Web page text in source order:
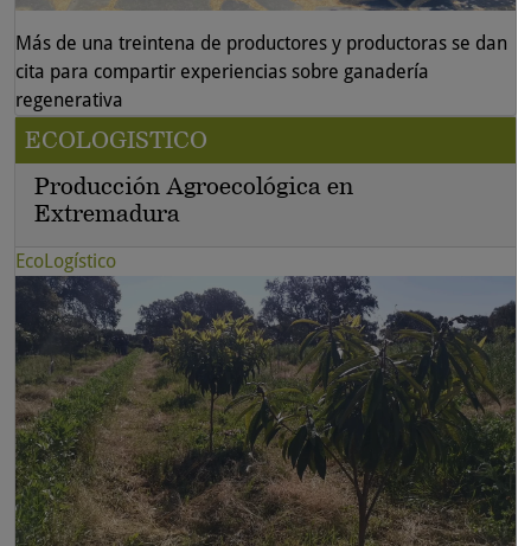
Más de una treintena de productores y productoras se dan
cita para compartir experiencias sobre ganadería
regenerativa
ECOLOGISTICO
Producción Agroecológica en
Extremadura
EcoLogístico